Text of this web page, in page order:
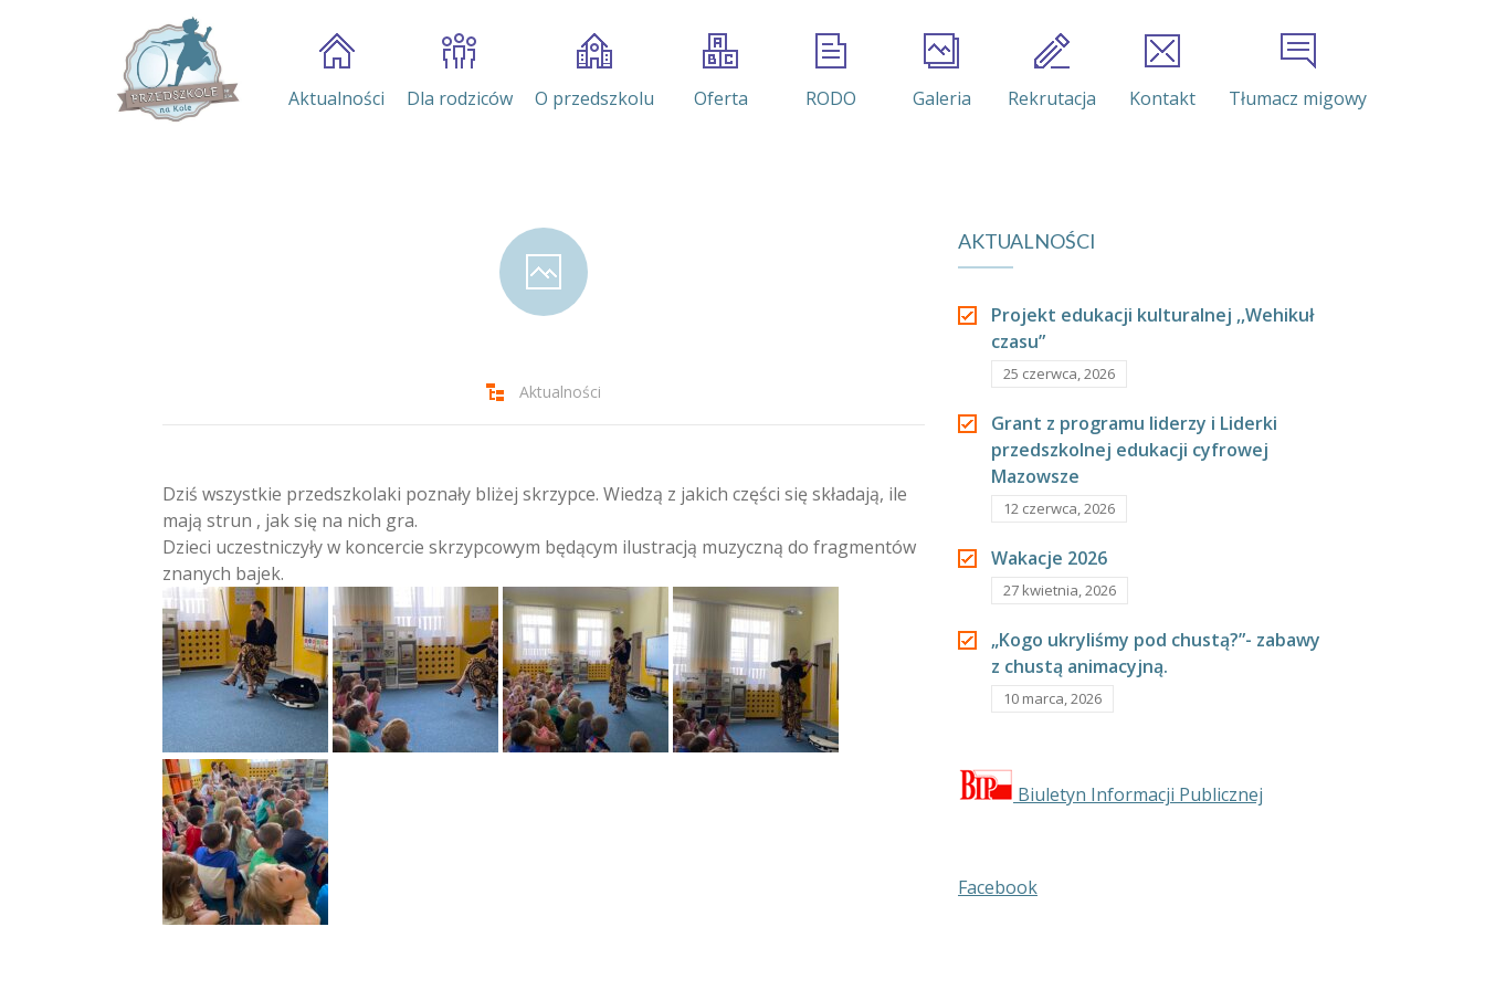
Aktualności Dla rodziców O przedszkolu Oferta RODO Galeria Rekrutacja Kontakt Tłumacz migowy
Aktualności
Dziś wszystkie przedszkolaki poznały bliżej skrzypce. Wiedzą z jakich części się składają, ile
mają strun , jak się na nich gra.
Dzieci uczestniczyły w koncercie skrzypcowym będącym ilustracją muzyczną do fragmentów
znanych bajek.
AKTUALNOŚCI
Projekt edukacji kulturalnej ,,Wehikuł
czasu”
25 czerwca, 2026
Grant z programu liderzy i Liderki
przedszkolnej edukacji cyfrowej
Mazowsze
12 czerwca, 2026
Wakacje 2026
27 kwietnia, 2026
„Kogo ukryliśmy pod chustą?”- zabawy
z chustą animacyjną.
10 marca, 2026
Biuletyn Informacji Publicznej
Facebook